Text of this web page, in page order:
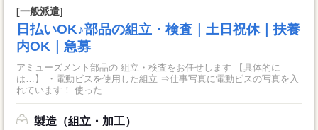
[一般派遣]
日払いOK♪部品の組立・検査｜土日祝休｜扶養
内OK｜急募
アミューズメント部品の 組立・検査をお任せします 【具体的に
は…】 ・電動ビスを使用した組立 ⇒仕事写真に電動ビスの写真を入
れています！ 使った...
製造（組立・加工）